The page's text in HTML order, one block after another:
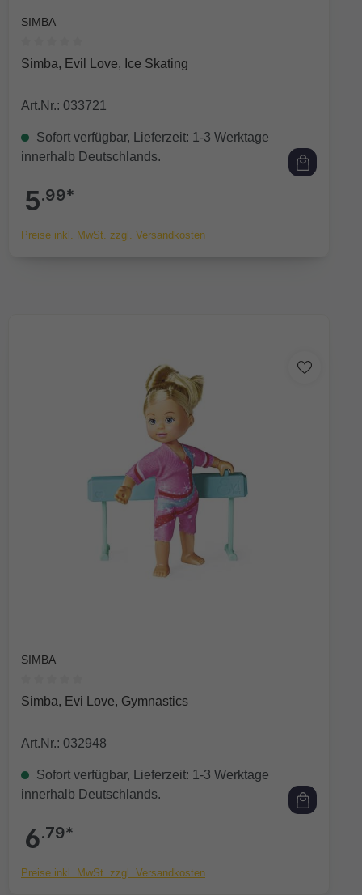
SIMBA
Durchschnittliche Bewertung von 0 von 5 Sternen
Simba, Evil Love, Ice Skating
Art.Nr.: 033721
Sofort verfügbar, Lieferzeit: 1-3 Werktage
innerhalb Deutschlands.
5.99*
Preise inkl. MwSt. zzgl. Versandkosten
SIMBA
Durchschnittliche Bewertung von 0 von 5 Sternen
Simba, Evi Love, Gymnastics
Art.Nr.: 032948
Sofort verfügbar, Lieferzeit: 1-3 Werktage
innerhalb Deutschlands.
6.79*
Preise inkl. MwSt. zzgl. Versandkosten